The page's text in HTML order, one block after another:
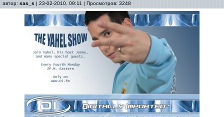
автор: sas_s | 23-02-2010, 09:11 | Просмотров: 3248